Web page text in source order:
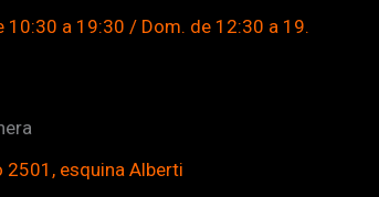
10:30 a 19:30 / Dom. de 12:30 a 19.
2501, esquina Alberti